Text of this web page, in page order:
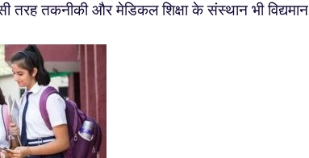
तरह तकनीकी और मेडिकल शिक्षा के संस्थान भी विद्यमान